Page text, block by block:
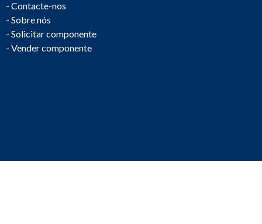
- Contacte-nos
- Sobre nós
- Solicitar componente
- Vender componente